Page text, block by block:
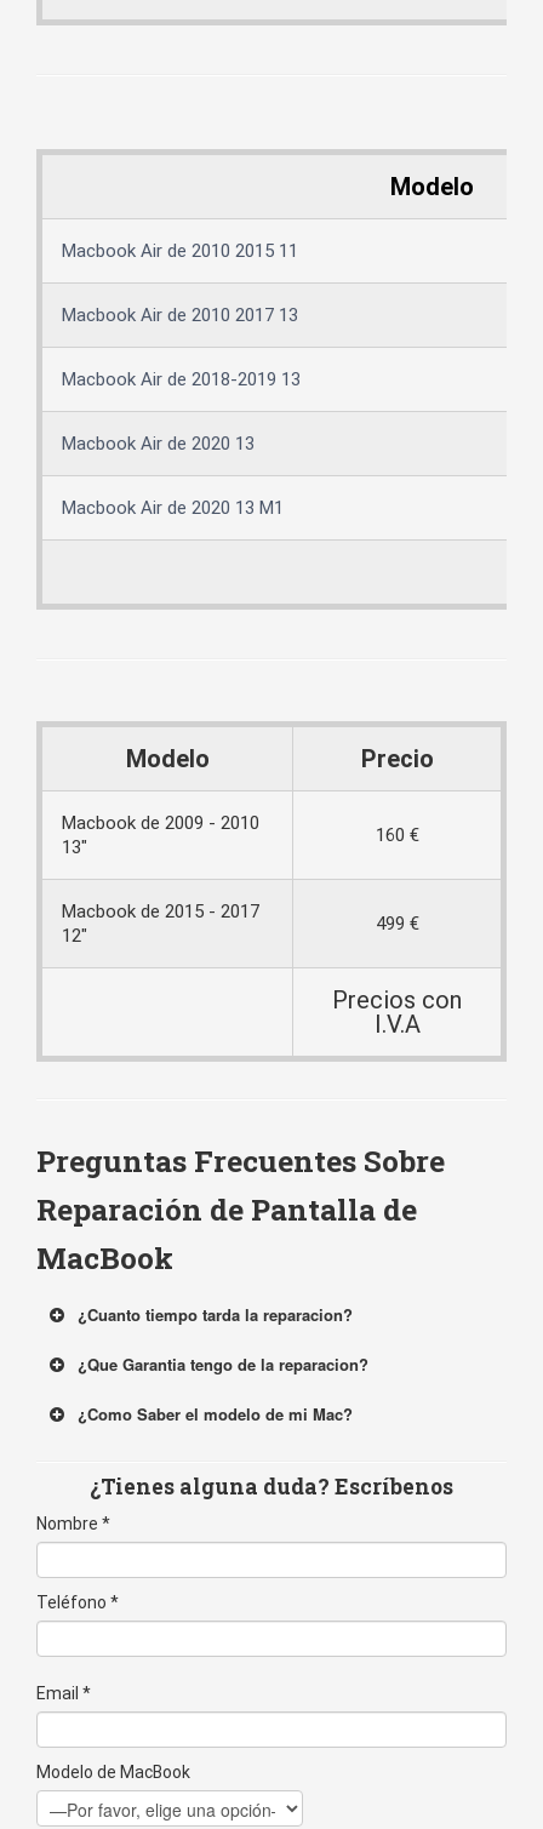
Modelo
Macbook Air de 2010 2015 11
Macbook Air de 2010 2017 13
Macbook Air de 2018-2019 13
Macbook Air de 2020 13
Macbook Air de 2020 13 M1
Modelo Precio
Macbook de 2009 - 2010
13 ″
160 €
Macbook de 2015 - 2017
12″
499 €
Precios con
I.V.A
Preguntas Frecuentes Sobre
Reparación de Pantalla de
MacBook
¿Cuanto tiempo tarda la reparacion?
¿Que Garantia tengo de la reparacion?
¿Como Saber el modelo de mi Mac?
Apple mas abajo para averiguar el modelo. Lo
encontras en la parte trasera.
¿Tienes alguna duda? Escríbenos
Nombre *
Teléfono *
Email *
Modelo de MacBook